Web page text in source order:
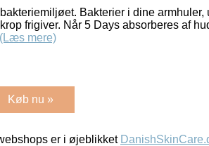
Bakterier i dine
frigiver. Når 5 Days absorberes af
(Læs mere)
Køb nu »
er i øjeblikket